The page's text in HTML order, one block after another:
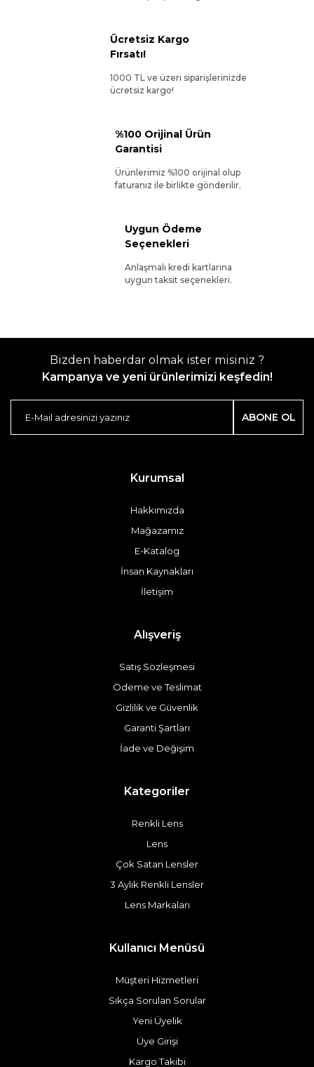
Ücretsiz Kargo
Fırsatı!
1000 TL ve üzeri siparişlerinizde
ücretsiz kargo!
%100 Orijinal Ürün
Garantisi
Ürünlerimiz %100 orijinal olup
faturanız ile birlikte gönderilir.
Uygun Ödeme
Seçenekleri
Anlaşmalı kredi kartlarına
uygun taksit seçenekleri.
Bizden haberdar olmak ister misiniz ?
Kampanya ve yeni ürünlerimizi keşfedin!
ABONE OL
Kurumsal
Hakkımızda
Mağazamız
E-Katalog
İnsan Kaynakları
İletişim
Alışveriş
Satış Sözleşmesi
Ödeme ve Teslimat
Gizlilik ve Güvenlik
Garanti Şartları
İade ve Değişim
Kategoriler
Renkli Lens
Lens
Çok Satan Lensler
3 Aylık Renkli Lensler
Lens Markaları
Kullanıcı Menüsü
Müşteri Hizmetleri
Sıkça Sorulan Sorular
Yeni Üyelik
Üye Girişi
Kargo Takibi